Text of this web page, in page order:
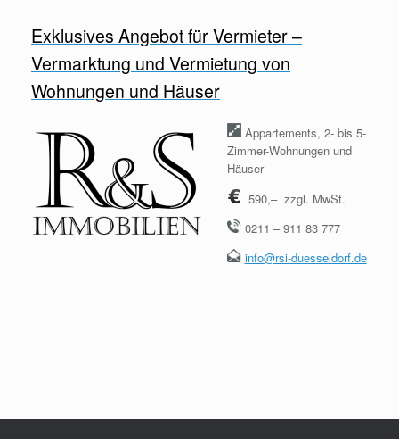
Exklusives Angebot für Vermieter –
Vermarktung und Vermietung von
Wohnungen und Häuser
Appartements, 2- bis 5-
Zimmer-Wohnungen und
Häuser
590,– zzgl. MwSt.
0211 – 911 83 777
info@rsi-duesseldorf.de